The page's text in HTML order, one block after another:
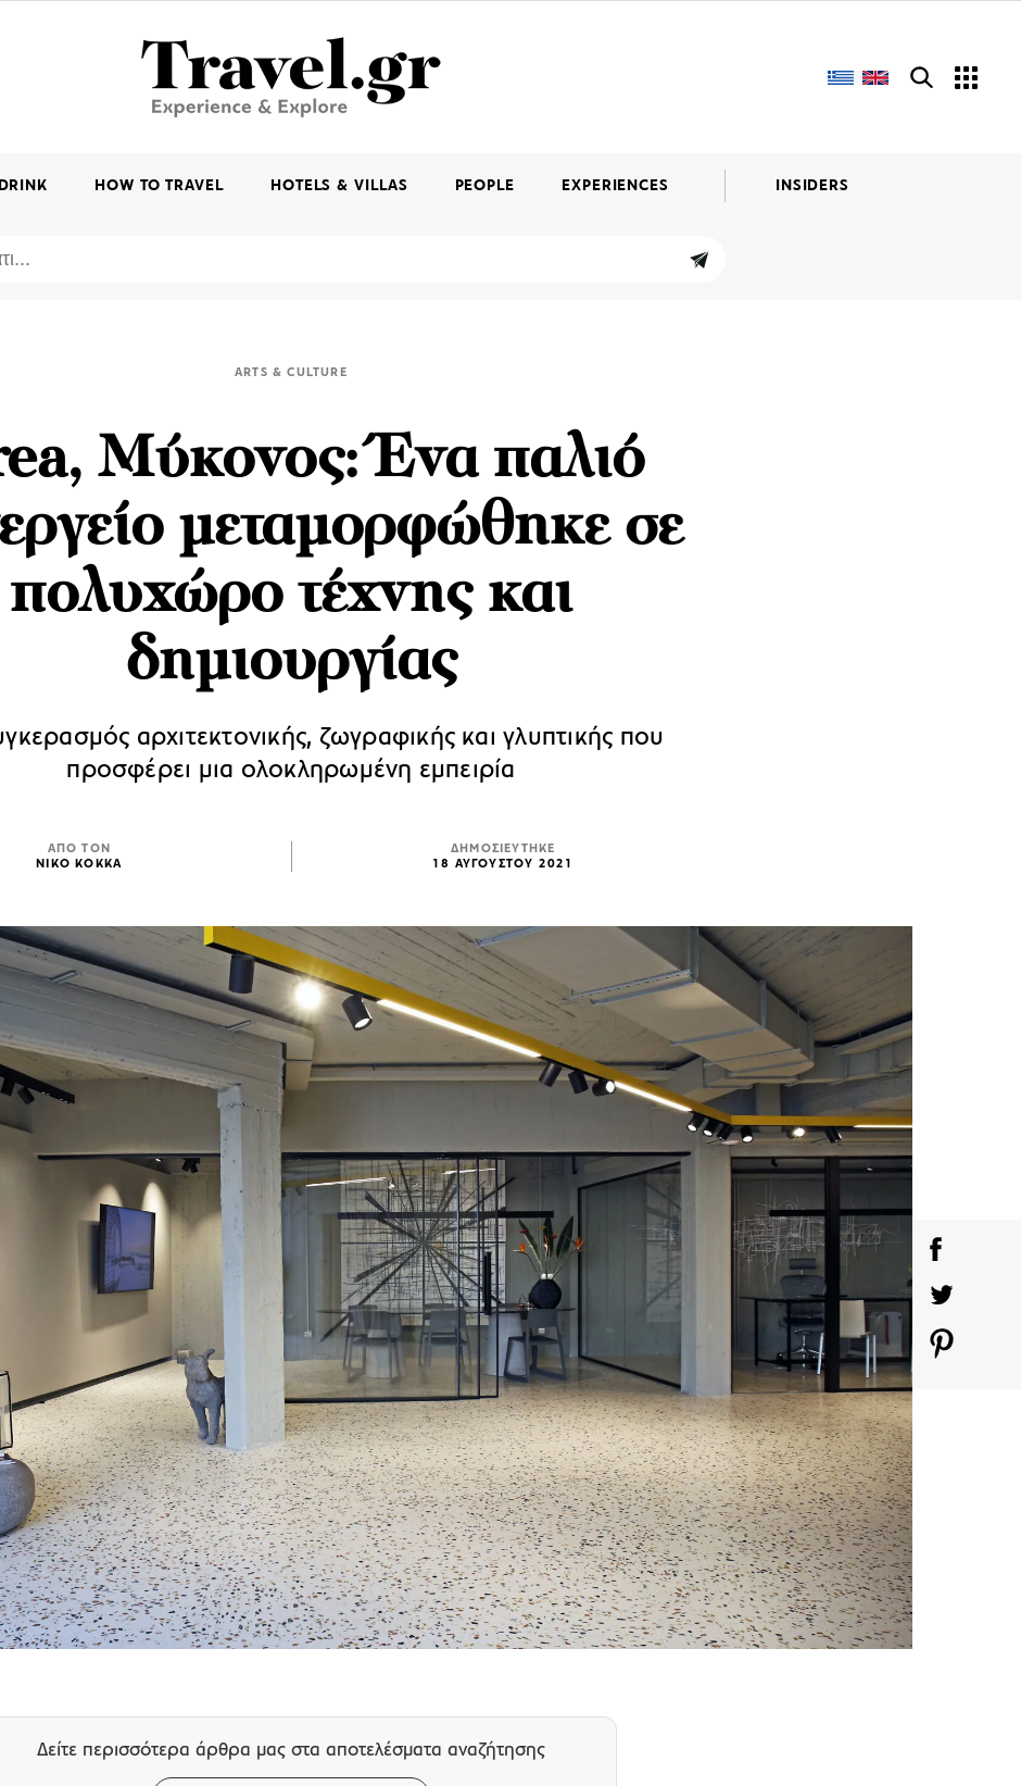
HOW TO TRAVEL HOTELS & VILLAS PEOPLE EXPERIENCES INSIDERS
ARTS & CULTURE
Μύκονος: Ένα παλιό
μεταμορφώθηκε σε
πολυχώρο τέχνης και
δημιουργίας
αρχιτεκτονικής, ζωγραφικής και γλυπτικής που
προσφέρει μια ολοκληρωμένη εμπειρία
ΑΠΟ ΤΟΝ
ΝΙΚΟ ΚΟΚΚΑ
ΔΗΜΟΣΙΕΥΤΗΚΕ
18 ΑΥΓΟΥΣΤΟΥ 2021
Δείτε περισσότερα άρθρα μας στα αποτελέσματα αναζήτησης